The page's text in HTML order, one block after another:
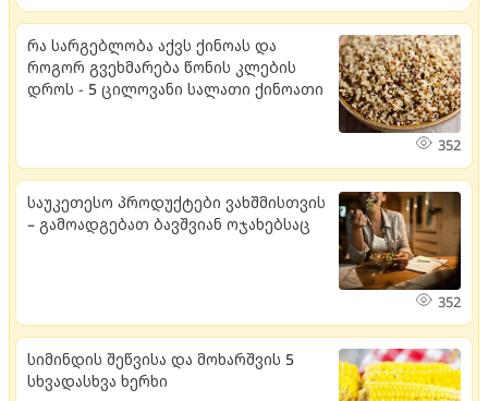
რა სარგებლობა აქვს ქინოას და
როგორ გვეხმარება წონის კლების
დროს - 5 ცილოვანი სალათი ქინოათი
352
საუკეთესო პროდუქტები ვახშმისთვის
– გამოადგებათ ბავშვიან ოჯახებსაც
352
სიმინდის შეწვისა და მოხარშვის 5
სხვადასხვა ხერხი